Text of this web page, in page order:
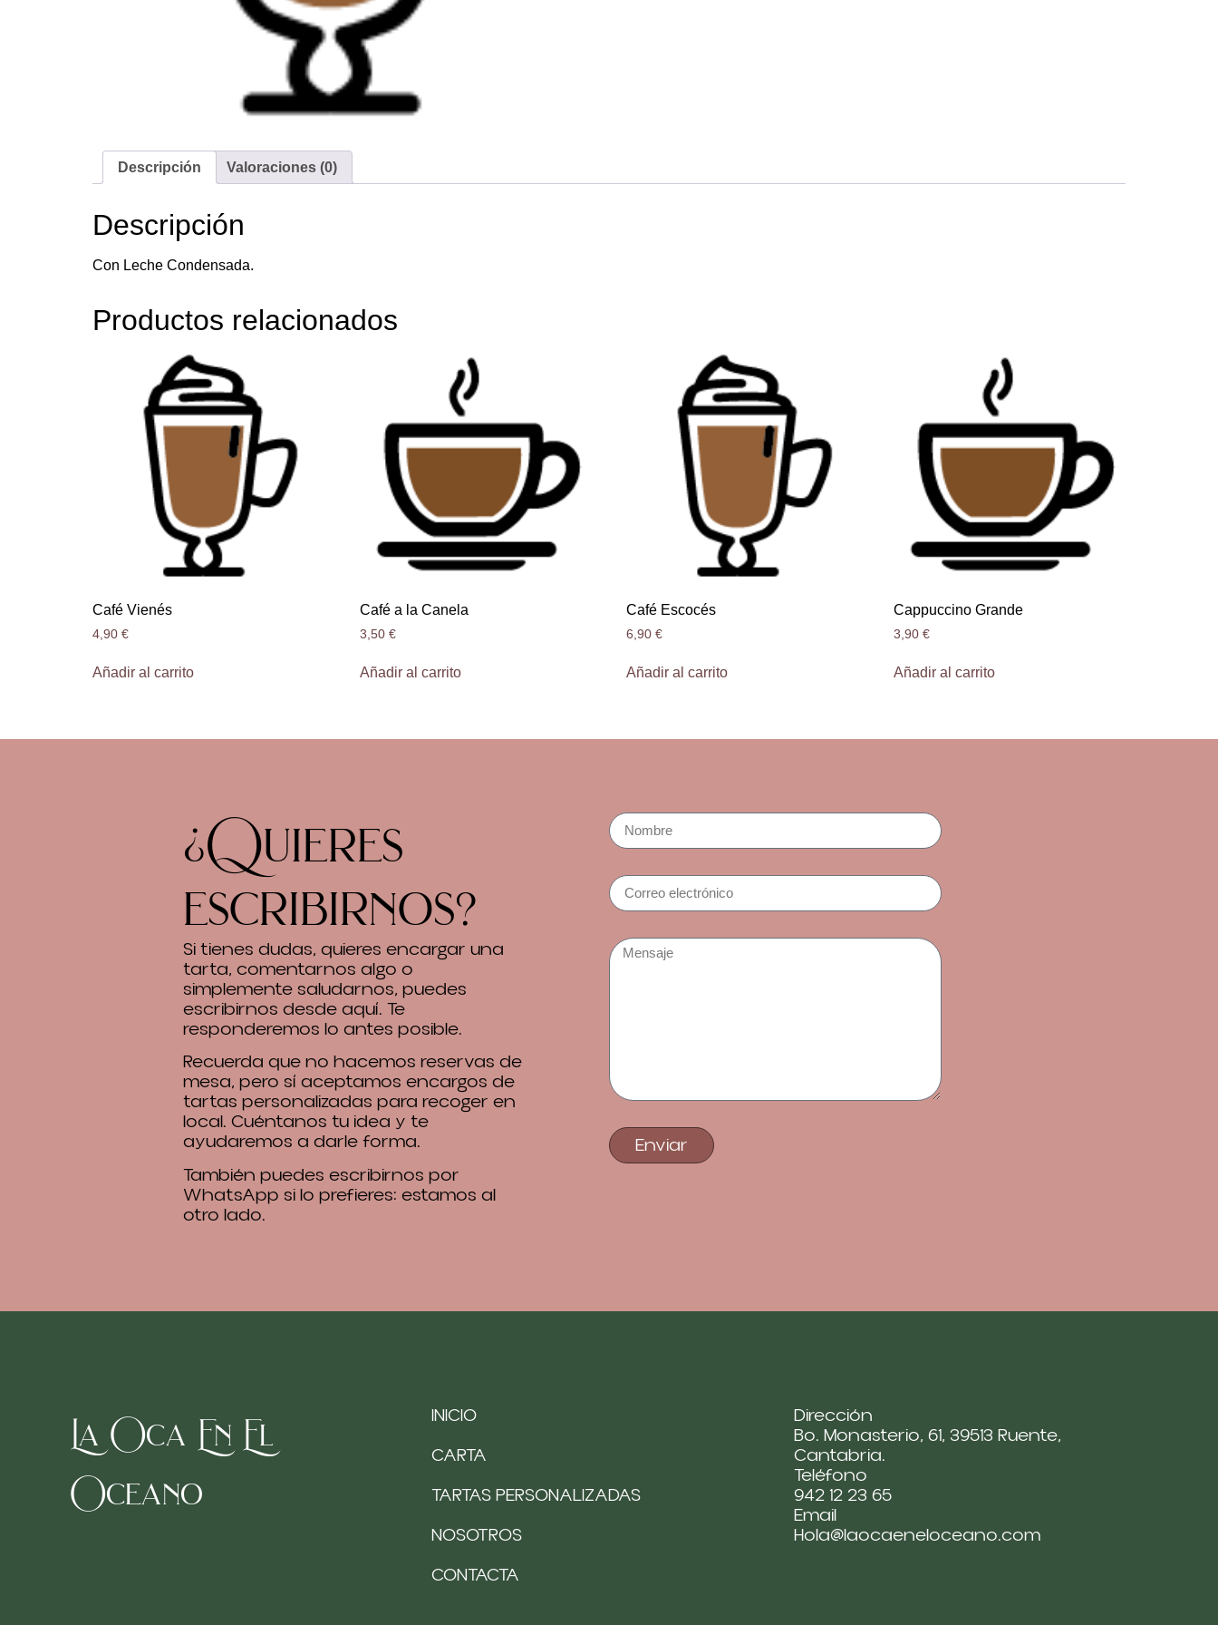
Descripción Valoraciones (0)
Descripción
Con Leche Condensada.
Productos relacionados
Café Vienés
4,90 €
Añadir al carrito
Café a la Canela
3,50 €
Añadir al carrito
Café Escocés
6,90€
Añadir al carrito
Cappuccino Grande
3,90€
Añadir al carrito
¿Quieres
escribirnos?
Si tienes dudas, quieres encargar una
tarta, comentarnos algo o
simplemente saludarnos, puedes
escribirnos desde aquí. Te
responderemos lo antes posible.
Recuerda que no hacemos reservas de
mesa, pero sí aceptamos encargos de
tartas personalizadas para recoger en
local. Cuéntanos tu idea y te
ayudaremos a darle forma.
También puedes escribirnos por
WhatsApp si lo prefieres: estamos al
otro lado.
Enviar
La Oca En El
Oceano
INICIO
CARTA
TARTAS PERSONALIZADAS
NOSOTROS
CONTACTA
Dirección
Bo. Monasterio, 61, 39513 Ruente,
Cantabria.
Teléfono
942 12 23 65
Email
Hola@laocaeneloceano.com